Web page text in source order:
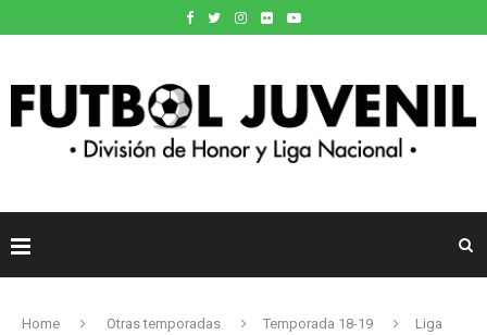
Home Otras temporadas Temporada 18-19
Liga